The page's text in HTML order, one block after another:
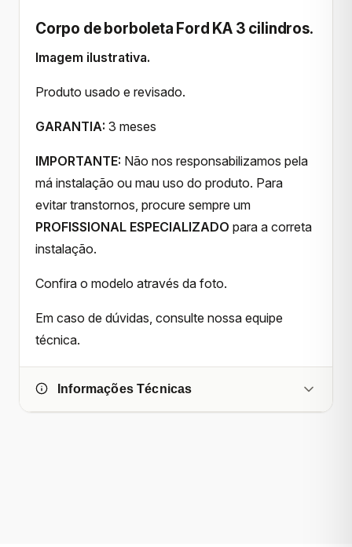
Corpo de borboleta Ford KA 3 cilindros.
Imagem ilustrativa.
Produto usado e revisado.
GARANTIA: 3 meses
IMPORTANTE: Não nos responsabilizamos pela
má instalação ou mau uso do produto. Para
evitar transtornos, procure sempre um
PROFISSIONAL ESPECIALIZADO para a correta
instalação.
Confira o modelo através da foto.
Em caso de dúvidas, consulte nossa equipe
técnica.
Informações Técnicas